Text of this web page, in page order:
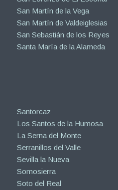
San Martín de la Vega
San Martín de Valdeiglesias
San Sebastián de los Reyes
Santa María de la Alameda
Santorcaz
Los Santos de la Humosa
La Serna del Monte
Serranillos del Valle
Sevilla la Nueva
Somosierra
Soto del Real